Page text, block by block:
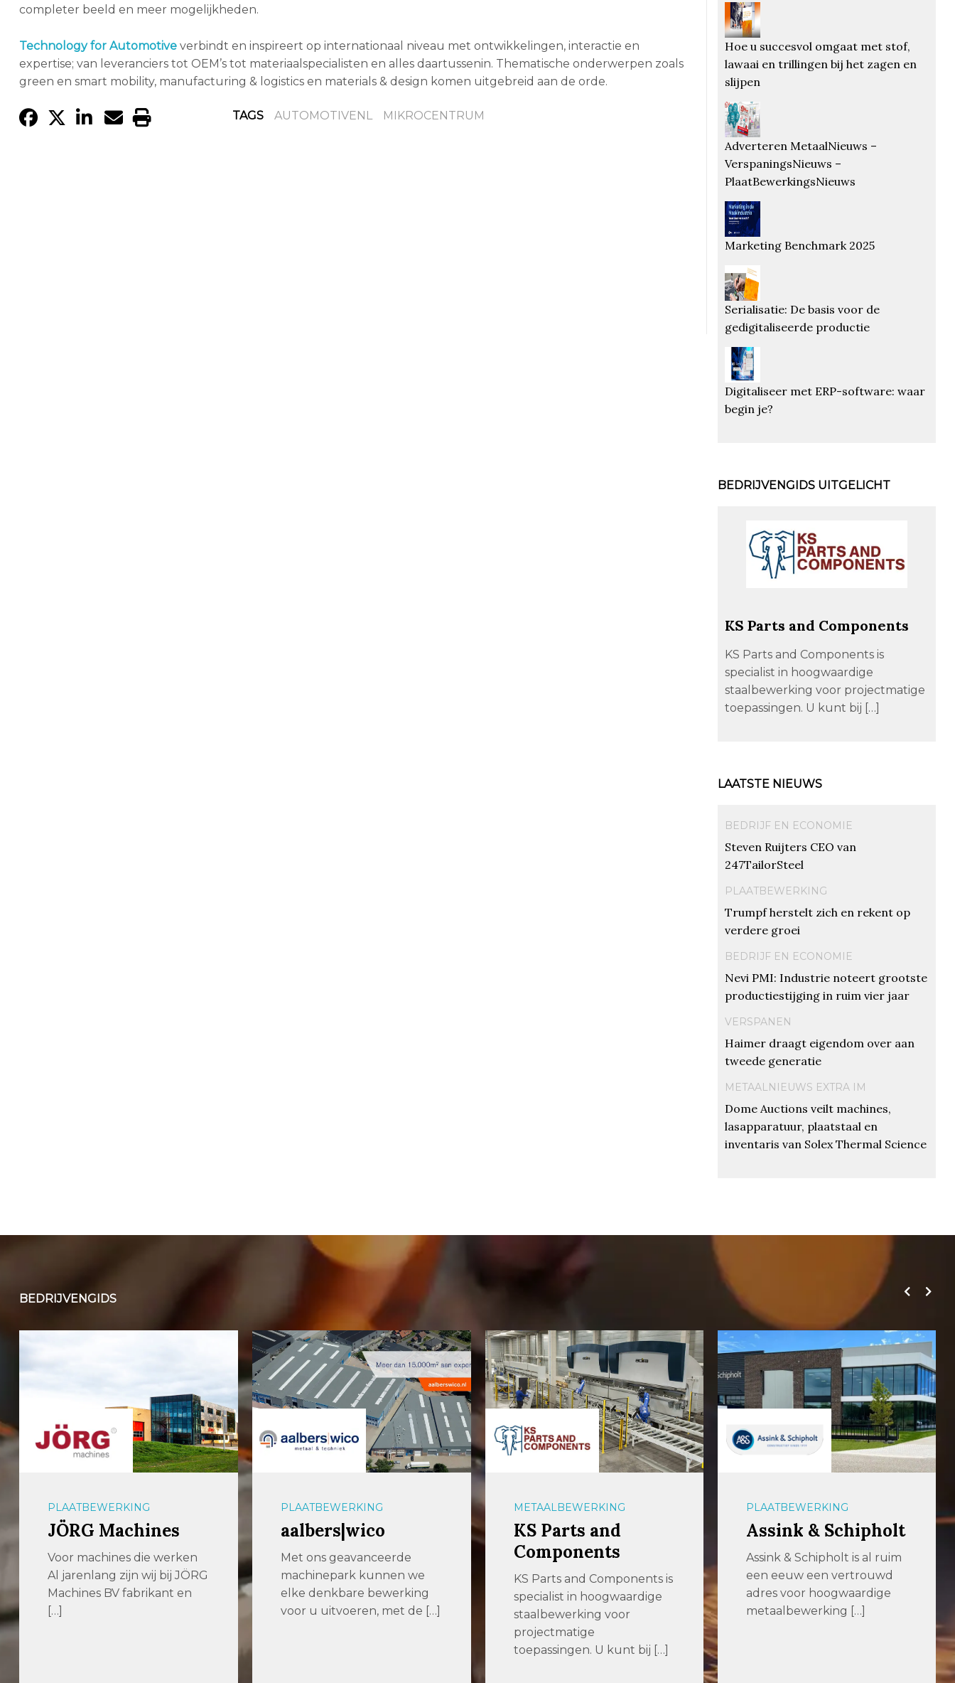
completer beeld en meer mogelijkheden.
Technology for Automotiveverbindt en inspireert op internationaal niveau met ontwikkelingen, interactie en
expertise; van leveranciers tot OEM’s tot materiaalspecialisten en alles daartussenin. Thematische onderwerpen zoals
green en smart mobility, manufacturing & logistics en materials & design komen uitgebreid aan de orde.
TAGS AUTOMOTIVENL MIKROCENTRUM
Hoe u succesvol omgaat met stof,
lawaai en trillingen bij het zagen en
slijpen
Adverteren MetaalNieuws –
VerspaningsNieuws –
PlaatBewerkingsNieuws
Marketing Benchmark 2025
Serialisatie: De basis voor de
gedigitaliseerde productie
Digitaliseer met ERP-software: waar
begin je?
BEDRIJVENGIDS UITGELICHT
KS Parts and Components
KS Parts and Components is
specialist in hoogwaardige
staalbewerking voor projectmatige
toepassingen. U kunt bij […]
LAATSTE NIEUWS
BEDRIJF EN ECONOMIE
Steven Ruijters CEO van
247TailorSteel
PLAATBEWERKING
Trumpf herstelt zich en rekent op
verdere groei
BEDRIJF EN ECONOMIE
Nevi PMI: Industrie noteert grootste
productiestijging in ruim vier jaar
VERSPANEN
Haimer draagt eigendom over aan
tweede generatie
METAALNIEUWS EXTRA IM
Dome Auctions veilt machines,
lasapparatuur, plaatstaal en
inventaris van Solex Thermal Science
BEDRIJVENGIDS
PLAATBEWERKING
JÖRG Machines
Voor machines die werken
Al jarenlang zijn wij bij JÖRG
Machines BV fabrikant en
[…]
PLAATBEWERKING
aalbers|wico
Met ons geavanceerde
machinepark kunnen we
elke denkbare bewerking
voor u uitvoeren, met de […]
METAALBEWERKING
KS Parts and
Components
KS Parts and Components is
specialist in hoogwaardige
staalbewerking voor
projectmatige
toepassingen. U kunt bij […]
PLAATBEWERKING
Assink & Schipholt
Assink & Schipholt is al ruim
een eeuw een vertrouwd
adres voor hoogwaardige
metaalbewerking […]